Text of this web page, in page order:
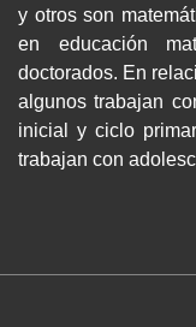
y otros son
en educación
doctorados. En
algunos trabajan
inicial y ciclo
trabajan con